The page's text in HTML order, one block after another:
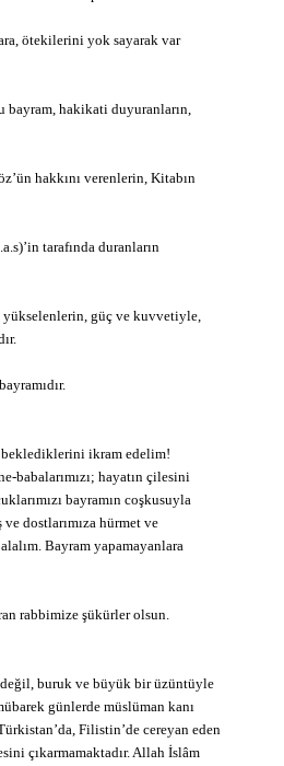
ötekilerini yok sayarak var
bayram, hakikati duyuranların,
hakkını verenlerin, Kitabın
tarafında duranların
yükselenlerin, güç ve kuvvetiyle,
beklediklerini ikram edelim!
babalarımızı; hayatın çilesini
bayramın coşkusuyla
dostlarımıza hürmet ve
Bayram yapamayanlara
rabbimize şükürler olsun.
değil, buruk ve büyük bir üzüntüyle
günlerde müslüman kanı
Filistin’de cereyan eden
çıkarmamaktadır. Allah İslâm